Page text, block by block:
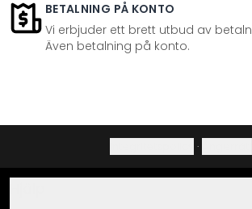
BETALNING PÅ KONTO
Vi erbjuder ett brett utbud av
Även betalning på konto.
·